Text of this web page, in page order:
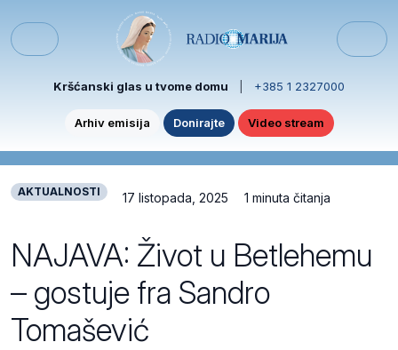
Menu
Kršćanski glas u tvome domu +385 1 2327000
Arhiv emisija Donirajte Video stream
AKTUALNOSTI 17 listopada, 2025 1 minuta čitanja
NAJAVA: Život u Betlehemu
– gostuje fra Sandro
Tomašević